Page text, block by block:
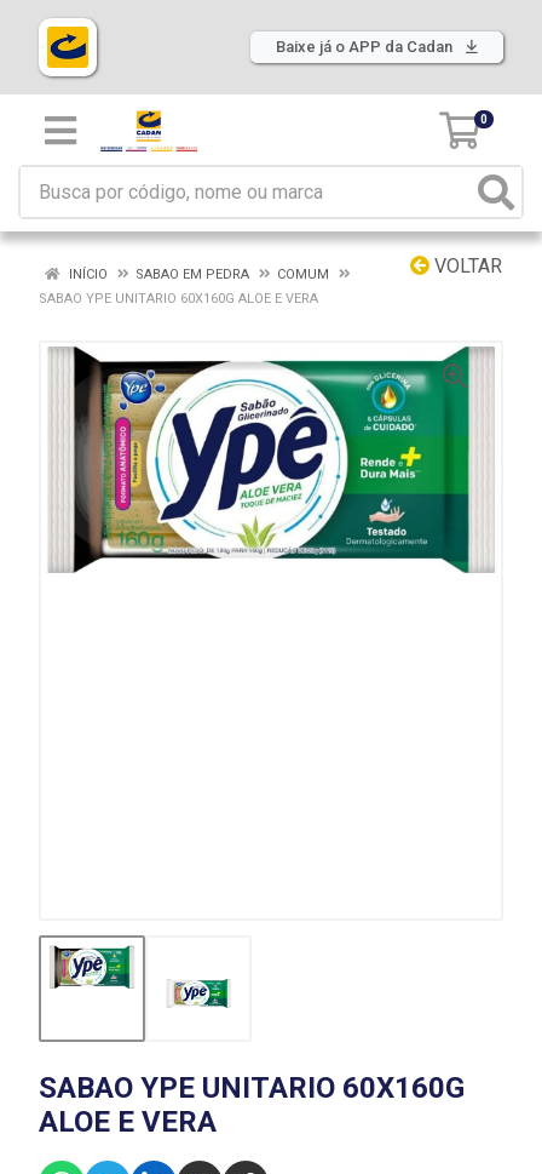
Baixe já o APP da Cadan
0
VOLTAR
INÍCIO SABAO EM PEDRA
COMUM
SABAO YPE UNITARIO 60X160G ALOE E VERA
SABAO YPE UNITARIO 60X160G
ALOE E VERA